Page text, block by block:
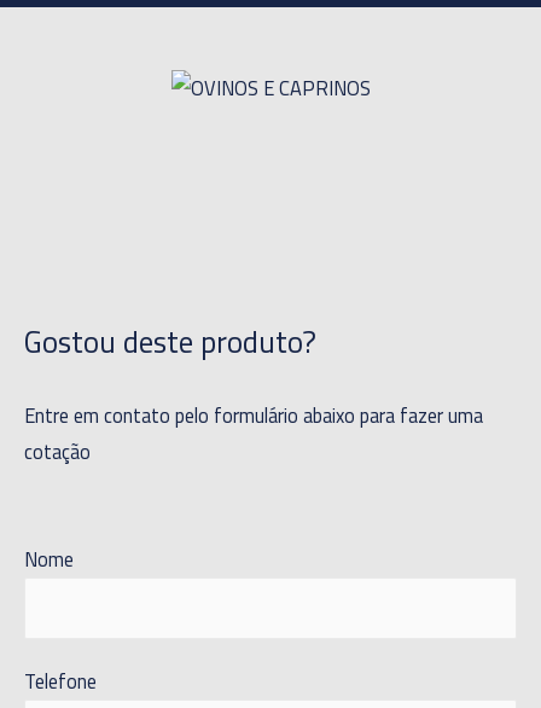
Gostou deste produto?
Entre em contato pelo formulário abaixo para fazer uma
cotação
Nome
Telefone